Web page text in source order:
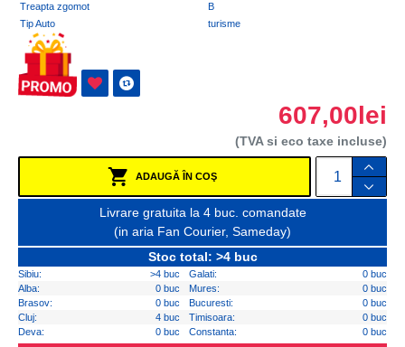
Treapta zgomot
B
Tip Auto
turisme
607,00lei
(TVA si eco taxe incluse)
ADAUGĂ ÎN COŞ
Livrare gratuita la 4 buc. comandate
(in aria Fan Courier, Sameday)
Stoc total: >4 buc
Sibiu: >4 buc Galati:
0 buc
Alba:
0 buc Mures:
0 buc
Brasov:
0 buc Bucuresti:
0 buc
Cluj:
4 buc Timisoara:
0 buc
Deva:
0 buc Constanta: 0 buc